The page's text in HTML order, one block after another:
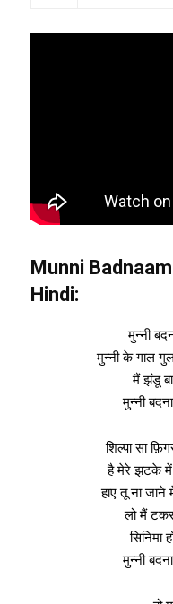
Munni
Hindi:
मुन्नी
मुन्नी के गाल
मैं झंडू
मुन्नी
शिल्पा सा
है मेरे झटके में
हाए तू ना
लो मैं
सिनिमा
मुन्नी